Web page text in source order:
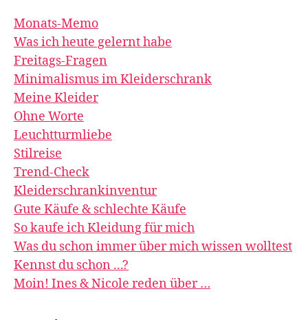
Monats-Memo
Was ich heute gelernt habe
Freitags-Fragen
Minimalismus im Kleiderschrank
Meine Kleider
Ohne Worte
Leuchtturmliebe
Stilreise
Trend-Check
Kleiderschrankinventur
Gute Käufe & schlechte Käufe
So kaufe ich Kleidung für mich
Was du schon immer über mich wissen wolltest
Kennst du schon ...?
Moin! Ines & Nicole reden über …